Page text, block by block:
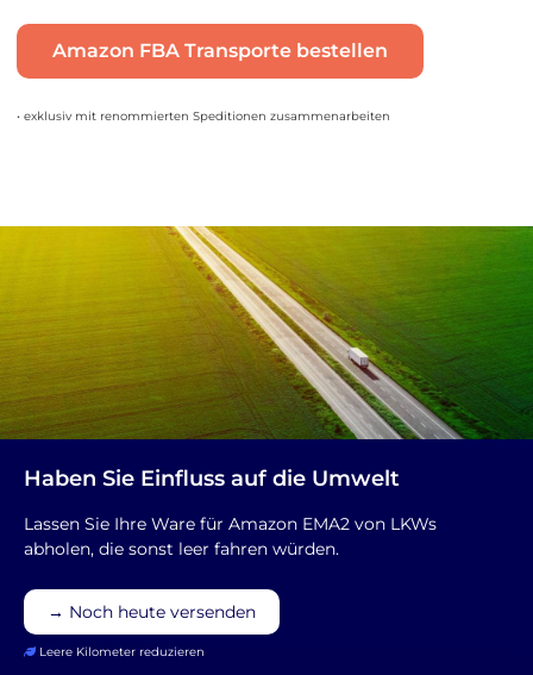
Amazon FBA Transporte bestellen
• exklusiv mit renommierten Speditionen zusammenarbeiten
Haben Sie Einfluss auf die Umwelt
Lassen Sie Ihre Ware für Amazon EMA2 von LKWs
abholen, die sonst leer fahren würden.
→ Noch heute versenden
Leere Kilometer reduzieren